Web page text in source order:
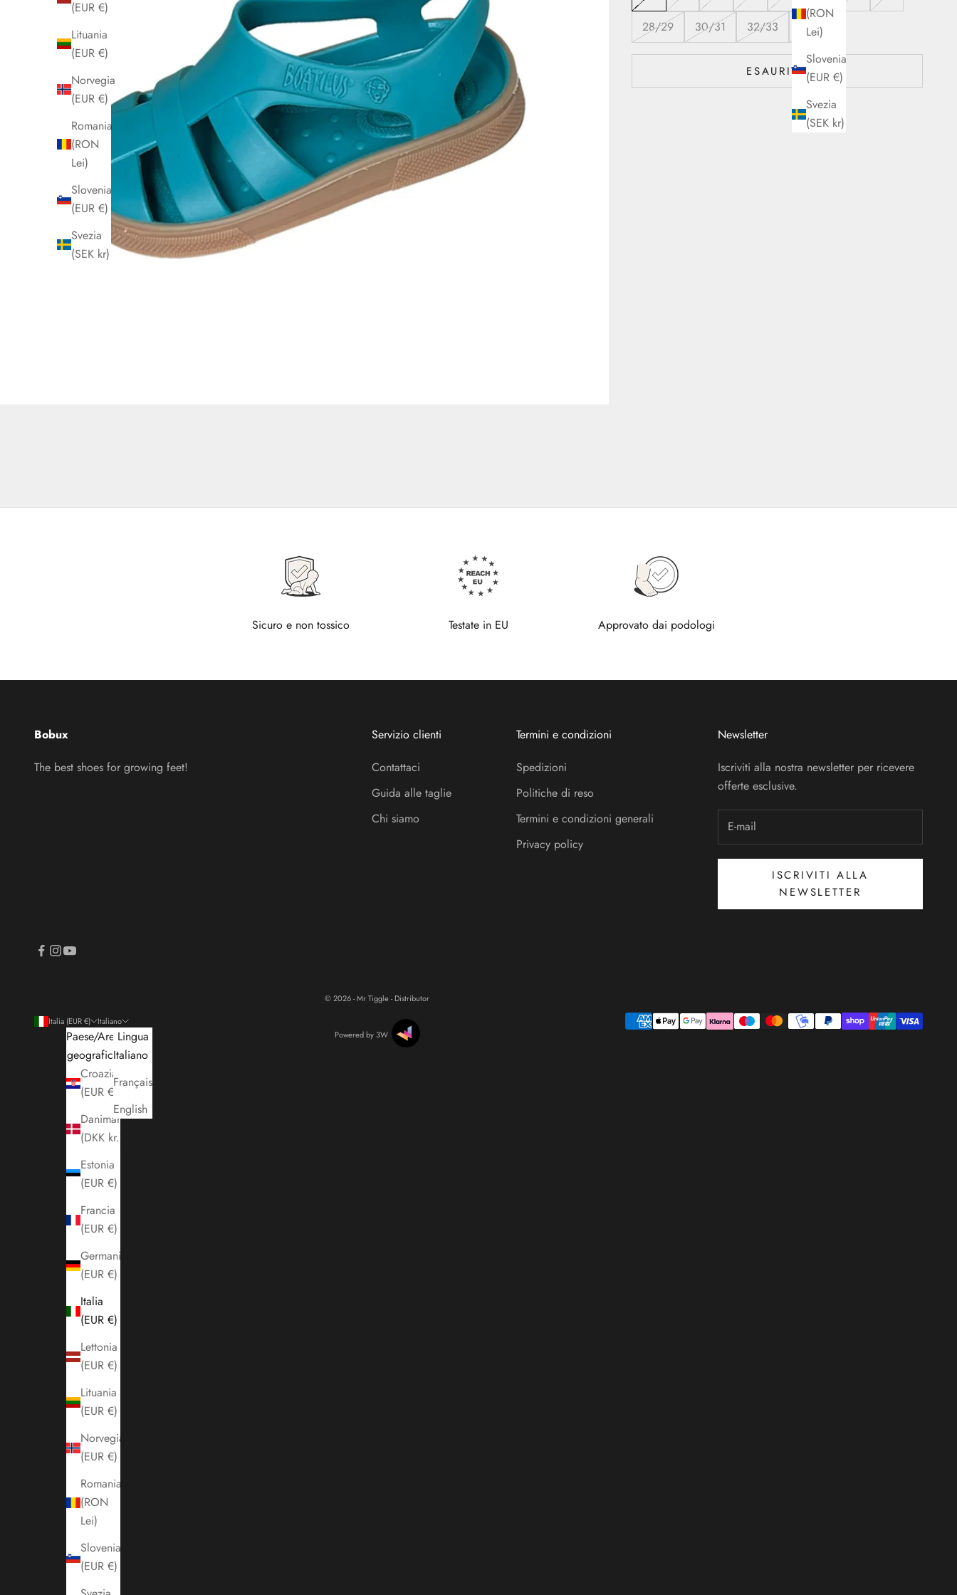
(RON
Lei)
Slovenia
(EUR €)
Svezia
(SEK kr)
(EUR €)
Lituania
(EUR €)
Norvegia
(EUR €)
Romania
(RON
Lei)
Slovenia
(EUR €)
Svezia
(SEK kr)
28/29
30/31 32/33 34/35
ESAURITO
Sicuro e non tossico Testate in EU Approvato dai podologi
Bobux
The best shoes for growing feet!
Servizio clienti
Contattaci
Guida alle taglie
Chi siamo
Termini e condizioni
Spedizioni
Politiche di reso
Termini e condizioni generali
Privacy policy
Newsletter
Iscriviti alla nostra newsletter per ricevere
offerte esclusive.
ISCRIVITI ALLA
NEWSLETTER
Italia (EUR €)
Paese/Area
geografica
Croazia
(EUR €)
Danimarca
(DKK kr.)
Estonia
(EUR €)
Francia
(EUR €)
Germania
(EUR €)
Italia
(EUR €)
Lettonia
(EUR €)
Lituania
(EUR €)
Norvegia
(EUR €)
Romania
(RON
Lei)
Slovenia
(EUR €)
Italiano
Lingua
Italiano
Français
English
© 2026 - Mr Tiggle - Distributor
Powered by 3W